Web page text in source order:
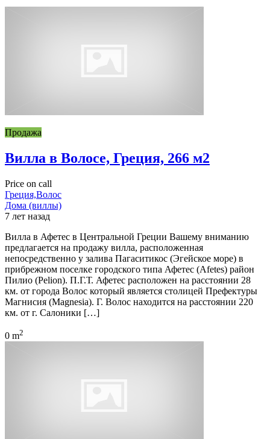
Продажа
Вилла в Волосе, Греция, 266 м2
Price on call
Греция,Волос
Дома (виллы)
7 лет назад
Вилла в Афетес в Центральной Греции Вашему вниманию
предлагается на продажу вилла, расположенная
непосредственно у залива Пагаситикос (Эгейское море) в
прибрежном поселке городского типа Афетес (Afetes) район
Пилио (Pelion). П.Г.Т. Афетес расположен на расстоянии 28
км. от города Волос который является столицей Префектуры
Магнисия (Magnesia). Г. Волос находится на расстоянии 220
км. от г. Салоники […]
0 m2